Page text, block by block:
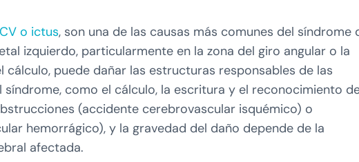
o ictus, son una de las causas más comunes del síndrome
izquierdo, particularmente en la zona del giro angular o la
puede dañar las estructuras responsables de las
como el cálculo, la escritura y el reconocimiento
(accidente cerebrovascular isquémico) o
hemorrágico), y la gravedad del daño depende de la
afectada.